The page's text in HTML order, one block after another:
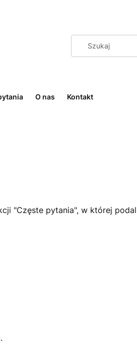
O nas Kontakt
"Częste pytania", w której